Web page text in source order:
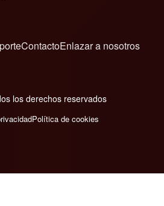
ContactoEnlazar a nosotros
los derechos reservados
Política de cookies